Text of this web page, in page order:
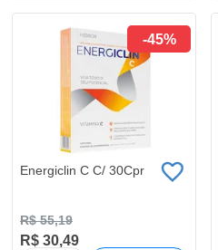
-45%
Energiclin C C/ 30Cpr
R$ 55,19
R$ 30,49